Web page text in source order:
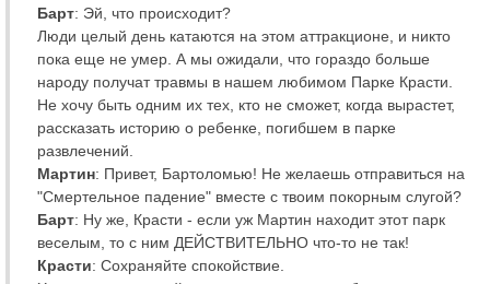
Барт: Эй, что происходит?
Люди целый день катаются на этом аттракционе, и никто
пока еще не умер. А мы ожидали, что гораздо больше
народу получат травмы в нашем любимом Парке Красти.
Не хочу быть одним их тех, кто не сможет, когда вырастет,
рассказать историю о ребенке, погибшем в парке
развлечений.
Мартин: Привет, Бартоломью! Не желаешь отправиться на
"Смертельное падение" вместе с твоим покорным слугой?
Барт: Ну же, Красти - если уж Мартин находит этот парк
веселым, то с ним ДЕЙСТВИТЕЛЬНО что-то не так!
Красти: Сохраняйте спокойствие.